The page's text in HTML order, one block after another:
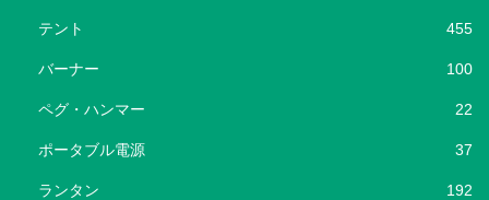
テント 455
バーナー 100
ペグ・ハンマー 22
ポータブル電源 37
ランタン 192